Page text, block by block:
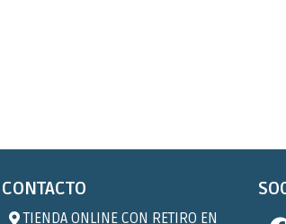
CONTACTO
TIENDA ONLINE CON RETIRO EN